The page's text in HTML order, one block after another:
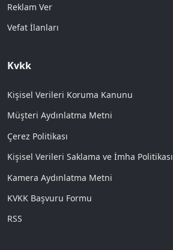
Reklam Ver
Vefat İlanları
Kvkk
Kişisel Verileri Koruma Kanunu
Müşteri Aydınlatma Metni
Çerez Politikası
Kişisel Verileri Saklama ve İmha Politikası
Kamera Aydınlatma Metni
KVKK Başvuru Formu
RSS